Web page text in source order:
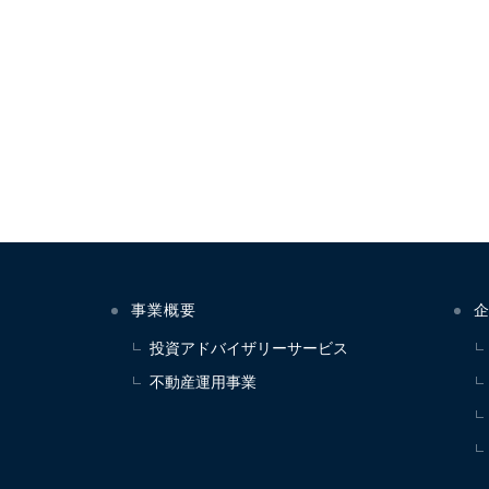
事業概要
投資アドバイザリーサービス
不動産運用事業